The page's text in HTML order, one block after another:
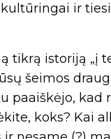
ir
tikrą istoriją „į
šeimos
paaiškėjo, kad
koks? Kai